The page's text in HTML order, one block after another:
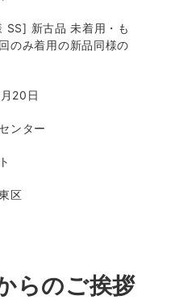
SS] 新古品 未着用・も
のみ着用の新品同様の
20日
ンター
区
らのご挨拶